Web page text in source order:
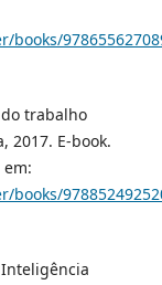
do trabalho
2017. E-book.
em: